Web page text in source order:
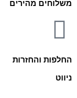
משלוחים מהירים
החלפות והחזרות
ניווט